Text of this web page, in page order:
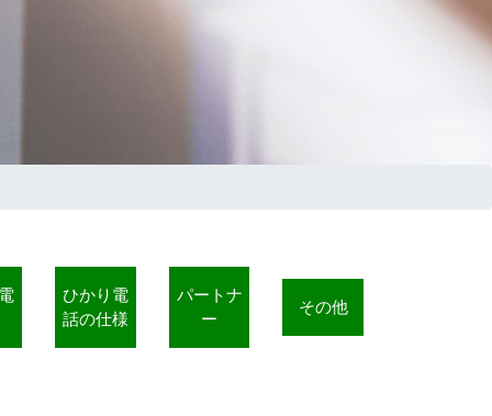
ひかり電
話の仕様
パートナ
ー
その他